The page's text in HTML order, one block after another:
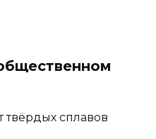
твёрдых сплавов